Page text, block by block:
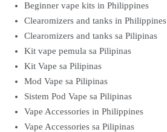
Beginner vape kits in Philippines
Clearomizers and tanks in Philippines
Clearomizers and tanks sa Pilipinas
Kit vape pemula sa Pilipinas
Kit Vape sa Pilipinas
Mod Vape sa Pilipinas
Sistem Pod Vape sa Pilipinas
Vape Accessories in Philippines
Vape Accessories sa Pilipinas